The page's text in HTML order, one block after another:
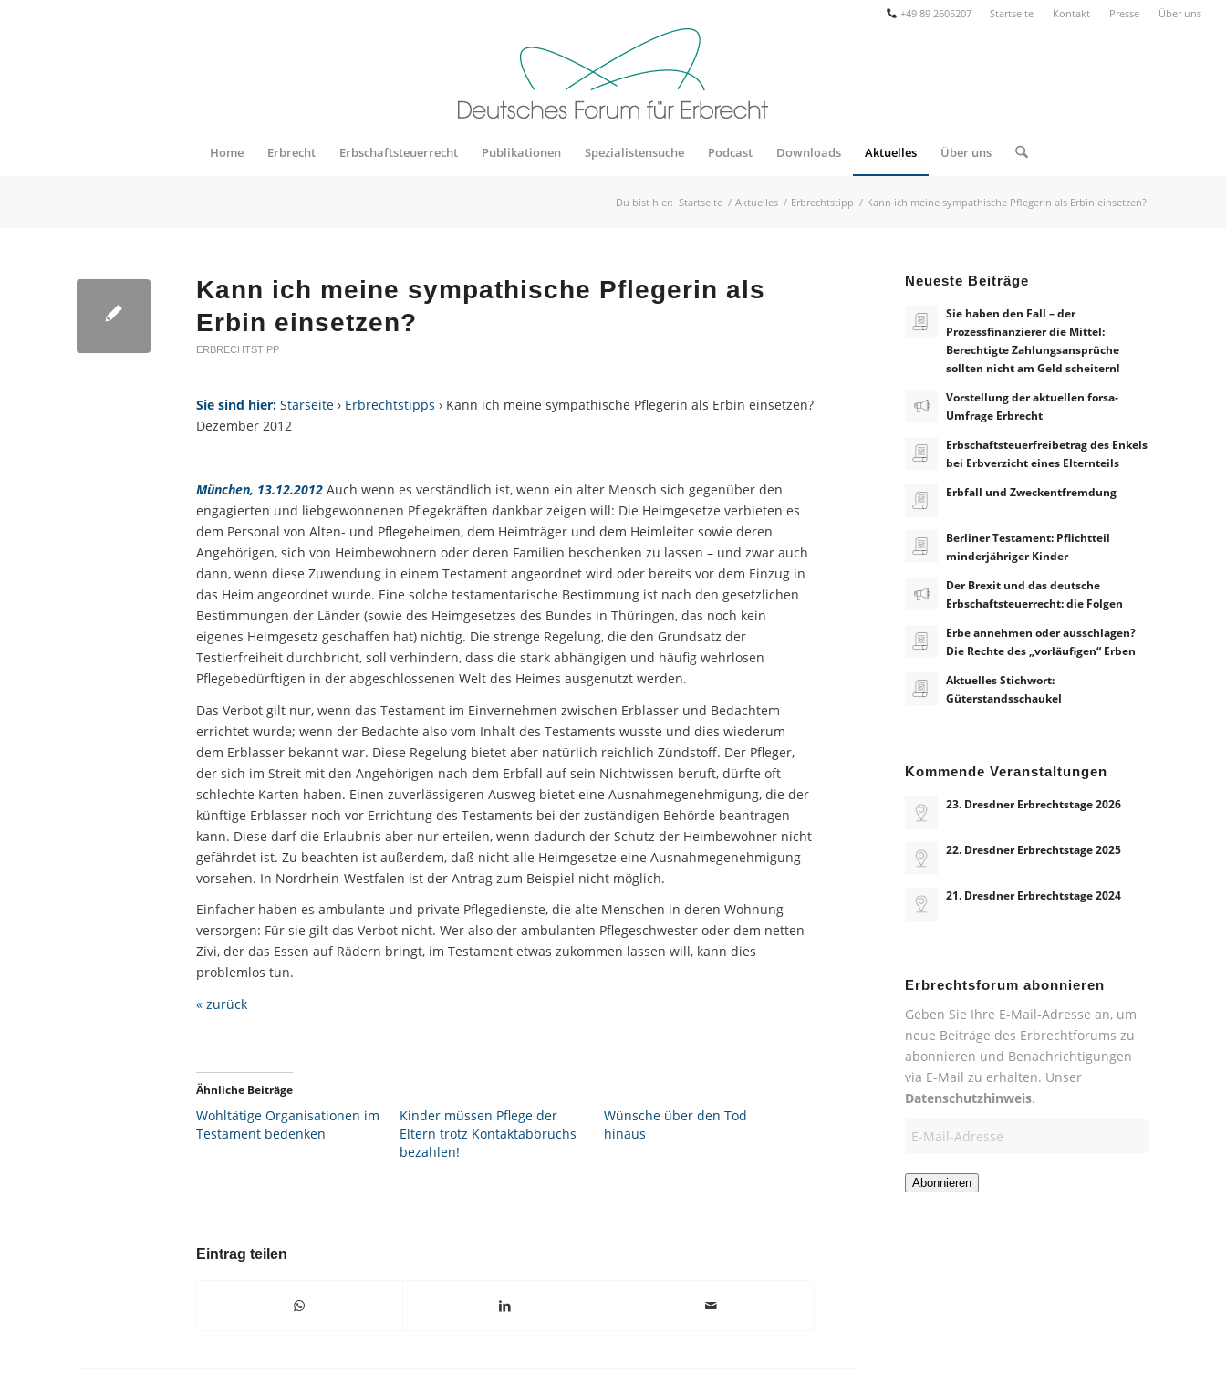
Startseite Kontakt Presse Über uns
+49 89 2605207
Home Erbrecht Erbschaftsteuerrecht Publikationen Spezialistensuche Podcast Downloads Aktuelles Über uns
Du bist hier: Startseite / Aktuelles / Erbrechtstipp / Kann ich meine sympathische Pflegerin als Erbin einsetzen?
Kann ich meine sympathische Pflegerin als
Erbin einsetzen?
ERBRECHTSTIPP
Sie sind hier: Starseite› Erbrechtstipps › Kann ich meine sympathische Pflegerin als Erbin einsetzen?
Dezember 2012
München, 13.12.2012Auch wenn es verständlich ist, wenn ein alter Mensch sich gegenüber den
engagierten und liebgewonnenen Pflegekräften dankbar zeigen will: Die Heimgesetze verbieten es
dem Personal von Alten- und Pflegeheimen, dem Heimträger und dem Heimleiter sowie deren
Angehörigen, sich von Heimbewohnern oder deren Familien beschenken zu lassen – und zwar auch
dann, wenn diese Zuwendung in einem Testament angeordnet wird oder bereits vor dem Einzug in
das Heim angeordnet wurde. Eine solche testamentarische Bestimmung ist nach den gesetzlichen
Bestimmungen der Länder (sowie des Heimgesetzes des Bundes in Thüringen, das noch kein
eigenes Heimgesetz geschaffen hat) nichtig. Die strenge Regelung, die den Grundsatz der
Testierfreiheit durchbricht, soll verhindern, dass die stark abhängigen und häufig wehrlosen
Pflegebedürftigen in der abgeschlossenen Welt des Heimes ausgenutzt werden.
Das Verbot gilt nur, wenn das Testament im Einvernehmen zwischen Erblasser und Bedachtem
errichtet wurde; wenn der Bedachte also vom Inhalt des Testaments wusste und dies wiederum
dem Erblasser bekannt war. Diese Regelung bietet aber natürlich reichlich Zündstoff. Der Pfleger,
der sich im Streit mit den Angehörigen nach dem Erbfall auf sein Nichtwissen beruft, dürfte oft
schlechte Karten haben. Einen zuverlässigeren Ausweg bietet eine Ausnahmegenehmigung, die der
künftige Erblasser noch vor Errichtung des Testaments bei der zuständigen Behörde beantragen
kann. Diese darf die Erlaubnis aber nur erteilen, wenn dadurch der Schutz der Heimbewohner nicht
gefährdet ist. Zu beachten ist außerdem, daß nicht alle Heimgesetze eine Ausnahmegenehmigung
vorsehen. In Nordrhein-Westfalen ist der Antrag zum Beispiel nicht möglich.
Einfacher haben es ambulante und private Pflegedienste, die alte Menschen in deren Wohnung
versorgen: Für sie gilt das Verbot nicht. Wer also der ambulanten Pflegeschwester oder dem netten
Zivi, der das Essen auf Rädern bringt, im Testament etwas zukommen lassen will, kann dies
problemlos tun.
« zurück
Ähnliche Beiträge
Wohltätige Organisationen im
Testament bedenken
Kinder müssen Pflege der
Eltern trotz Kontaktabbruchs
bezahlen!
Wünsche über den Tod
hinaus
Eintrag teilen
Neueste Beiträge
Sie haben den Fall – der
Prozessfinanzierer die Mittel:
Berechtigte Zahlungsansprüche
sollten nicht am Geld scheitern!
Vorstellung der aktuellen forsa-
Umfrage Erbrecht
Erbschaftsteuerfreibetrag des Enkels
bei Erbverzicht eines Elternteils
Erbfall und Zweckentfremdung
Berliner Testament: Pflichtteil
minderjähriger Kinder
Der Brexit und das deutsche
Erbschaftsteuerrecht: die Folgen
Erbe annehmen oder ausschlagen?
Die Rechte des „vorläufigen“ Erben
Aktuelles Stichwort:
Güterstandsschaukel
Kommende Veranstaltungen
23. Dresdner Erbrechtstage 2026
22. Dresdner Erbrechtstage 2025
21. Dresdner Erbrechtstage 2024
Erbrechtsforum abonnieren
Geben Sie Ihre E-Mail-Adresse an, um
neue Beiträge des Erbrechtforums zu
abonnieren und Benachrichtigungen
via E-Mail zu erhalten. Unser
Datenschutzhinweis.
E-
Adresse
Abonnieren